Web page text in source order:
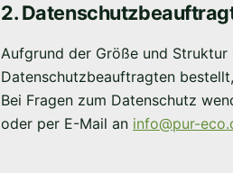
2.
Aufgrund der Größe und Struktur
Datenschutzbeauftragten
Bei Fragen zum Datenschutz
oder per E-Mail an info@pur-